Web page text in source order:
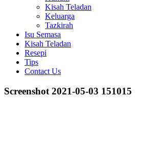
Kisah Teladan
Keluarga
Tazkirah
Isu Semasa
Kisah Teladan
Resepi
Tips
Contact Us
Screenshot 2021-05-03 151015